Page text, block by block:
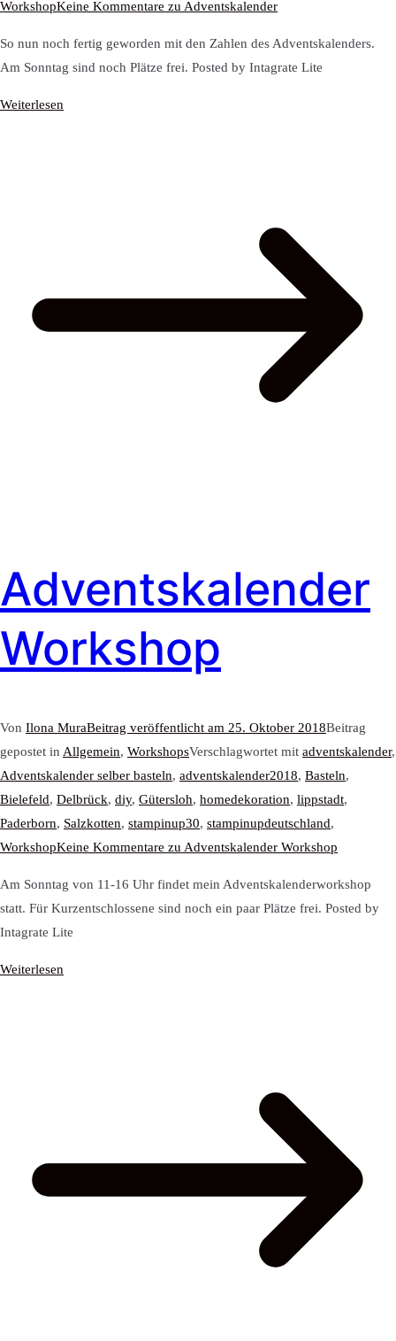
WorkshopKeine Kommentare zu Adventskalender
So nun noch fertig geworden mit den Zahlen des Adventskalenders.
Am Sonntag sind noch Plätze frei. Posted by Intagrate Lite
Weiterlesen
Adventskalender
Workshop
Von Ilona MuraBeitrag veröffentlicht am 25. Oktober 2018Beitrag
gepostet in Allgemein, WorkshopsVerschlagwortet mit adventskalender,
Adventskalender selber basteln, adventskalender2018, Basteln,
Bielefeld, Delbrück, diy, Gütersloh, homedekoration, lippstadt,
Paderborn, Salzkotten, stampinup30, stampinupdeutschland,
WorkshopKeine Kommentare zu Adventskalender Workshop
Am Sonntag von 11-16 Uhr findet mein Adventskalenderworkshop
statt. Für Kurzentschlossene sind noch ein paar Plätze frei. Posted by
Intagrate Lite
Weiterlesen